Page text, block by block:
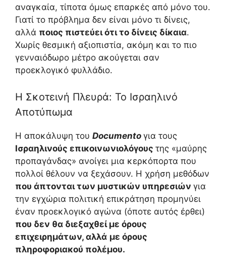
αναγκαία, τίποτα όμως επαρκές από μόνο του.
Γιατί το πρόβλημα δεν είναι μόνο τι δίνεις,
αλλά ποιος πιστεύει ότι το δίνεις δίκαια.
Χωρίς θεσμική αξιοπιστία, ακόμη και το πιο
γενναιόδωρο μέτρο ακούγεται σαν
προεκλογικό φυλλάδιο.
Η Σκοτεινή Πλευρά: Το Ισραηλινό
Αποτύπωμα
Η αποκάλυψη του Documento για τους
Ισραηλινούς επικοινωνιολόγους της «μαύρης
προπαγάνδας» ανοίγει μια κερκόπορτα που
πολλοί θέλουν να ξεχάσουν. Η χρήση μεθόδων
που άπτονται των μυστικών υπηρεσιών για
την εγχώρια πολιτική επικράτηση προμηνύει
έναν προεκλογικό αγώνα (όποτε αυτός έρθει)
που δεν θα διεξαχθεί με όρους
επιχειρημάτων, αλλά με όρους
πληροφοριακού πολέμου.